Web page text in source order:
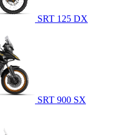
SRT 125 DX
SRT 900 SX